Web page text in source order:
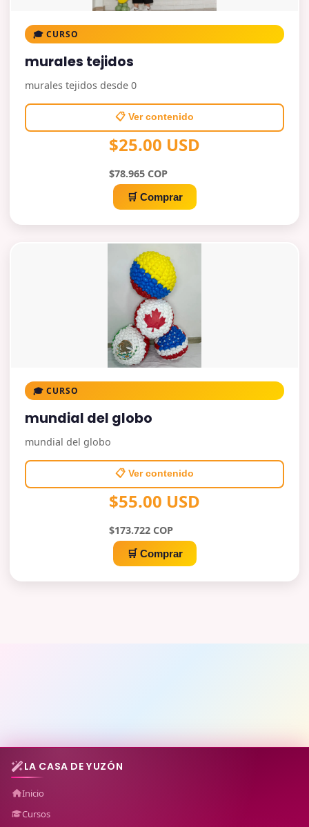
🎓 CURSO
murales tejidos
murales tejidos desde 0
📋 Ver contenido
$25.00 USD
$78.965 COP
🛒 Comprar
🎓 CURSO
mundial del globo
mundial del globo
📋 Ver contenido
$55.00 USD
$173.722 COP
🛒 Comprar
LA CASA DE YUZÓN
Inicio
Cursos